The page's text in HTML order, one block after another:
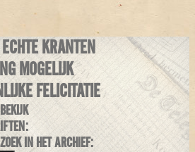
KRANTEN
MOGELIJK
FELICITATIE
IN HET ARCHIEF: